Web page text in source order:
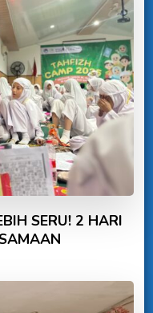
SERU! 2 HARI